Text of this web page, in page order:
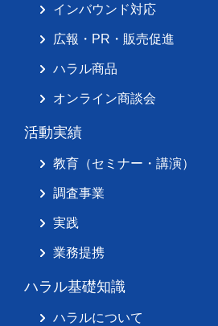
インバウンド対応
広報・PR・販売促進
ハラル商品
オンライン商談会
活動実績
教育（セミナー・講演）
調査事業
実践
業務提携
ハラル基礎知識
ハラルについて